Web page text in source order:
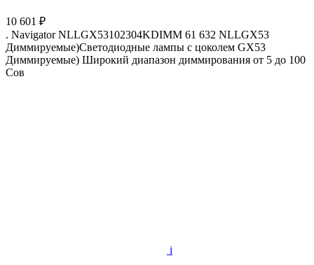
10 601 ₽
. Navigator NLLGX53102304KDIMM 61 632 NLLGX53
Диммируемые)Светодиодные лампы с цоколем GX53
Диммируемые) Широкий диапазон диммирования от 5 до 100
Сов
i